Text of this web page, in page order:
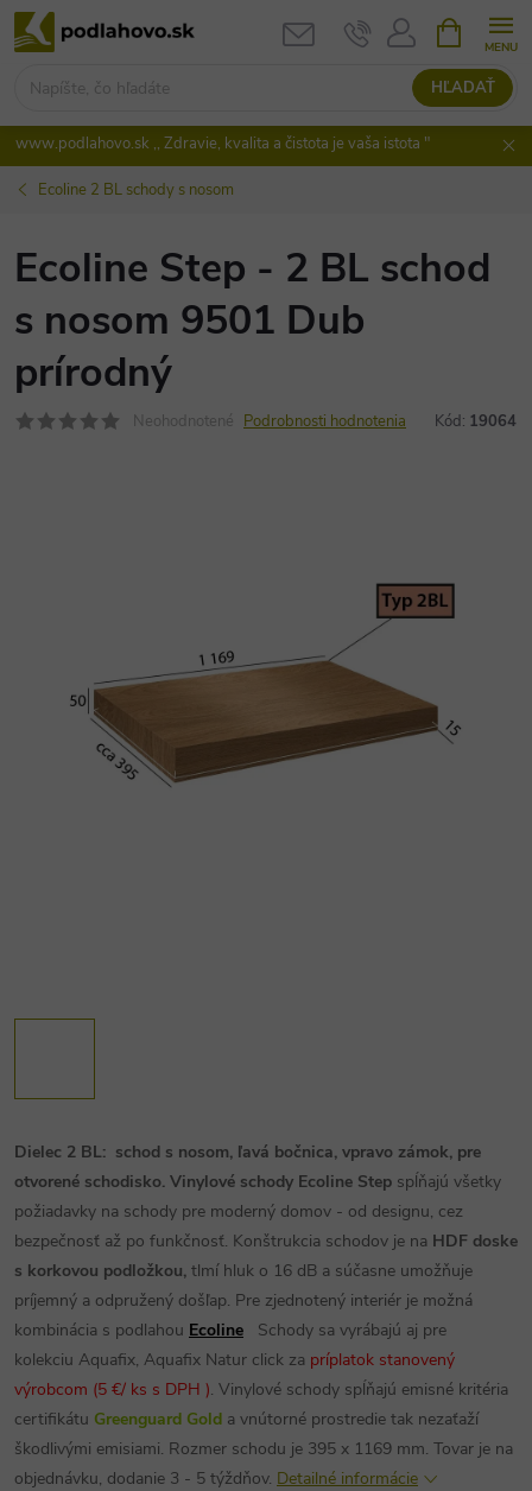
Prejsť
na
HĽADAŤ
KOŠÍK
www.podlahovo.sk ,, Zdravie, kvalita a čistota je vaša istota "
Ecoline 2 BL schody s nosom
Ecoline Step - 2 BL schod
s nosom 9501 Dub
prírodný
Neohodnotené Podrobnosti hodnotenia Kód: 19064
Dielec 2 BL: schod s nosom, ľavá bočnica, vpravo zámok, pre
otvorené schodisko. Vinylové schody Ecoline Step spĺňajú všetky
požiadavky na schody pre moderný domov - od designu, cez
bezpečnosť až po funkčnosť. Konštrukcia schodov je na HDF doske
s korkovou podložkou, tlmí hluk o 16 dB a súčasne umožňuje
príjemný a odpružený došľap. Pre zjednotený interiér je možná
kombinácia s podlahou Ecoline
Schody sa vyrábajú aj pre
kolekciu Aquafix, Aquafix Natur click za príplatok stanovený
výrobcom (5 €/ ks s DPH ). Vinylové schody spĺňajú emisné kritéria
certifikátu Greenguard Gold a vnútorné prostredie tak nezaťaží
škodlivými emisiami. Rozmer schodu je 395 x 1169 mm. Tovar je na
objednávku, dodanie 3 - 5 týždňov. Detailné informácie